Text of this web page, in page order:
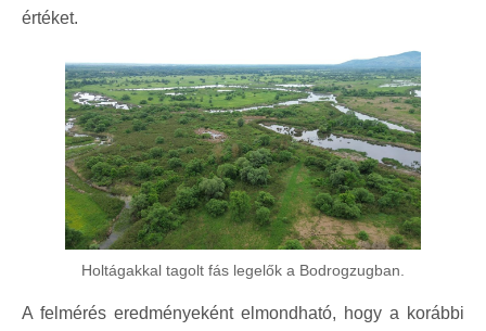
értéket.
Holtágakkal tagolt fás legelők a Bodrogzugban.
A felmérés eredményeként elmondható, hogy a korábbi